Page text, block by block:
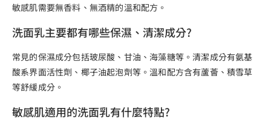
敏感肌需要無香料、無酒精的溫和配方。
洗面乳主要都有哪些保濕、清潔成分?
常見的保濕成分包括玻尿酸、甘油、海藻糖等。清潔成分有氨基
酸系界面活性劑、椰子油起泡劑等。溫和配方含有蘆薈、積雪草
等舒緩成分。
敏感肌適用的洗面乳有什麼特點?